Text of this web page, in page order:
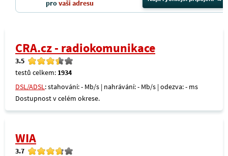
provaši adresu
CRA.cz - radiokomunikace
3.5
testů celkem: 1934
DSL/ADSL: stahování: - Mb/s | nahrávání: - Mb/s | odezva: - ms
Dostupnost v celém okrese.
WIA
3.7